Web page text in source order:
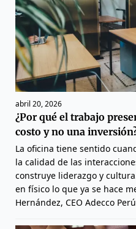
abril 20, 2026
¿Por qué el trabajo
costo y no una
La oficina tiene sentido
la calidad de las
construye liderazgo y
en físico lo que ya se hace
Hernández, CEO Adecco